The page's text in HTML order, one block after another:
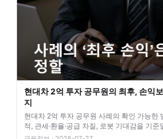
현대차 2억 투자 공무원의 최후, 손익
지
현대차 2억 투자 공무원 사례의 확인 가능한
적, 관세·환율·공급 차질, 로봇 기대감을 기
니